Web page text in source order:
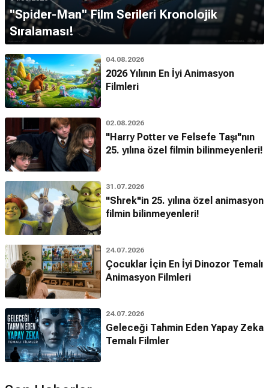
''Spider-Man'' Film Serileri Kronolojik
Sıralaması!
04.08.2026
2026 Yılının En İyi Animasyon
Filmleri
02.08.2026
"Harry Potter ve Felsefe Taşı"nın
25. yılına özel filmin bilinmeyenleri!
31.07.2026
"Shrek"in 25. yılına özel animasyon
filmin bilinmeyenleri!
24.07.2026
Çocuklar İçin En İyi Dinozor Temalı
Animasyon Filmleri
24.07.2026
Geleceği Tahmin Eden Yapay Zeka
Temalı Filmler